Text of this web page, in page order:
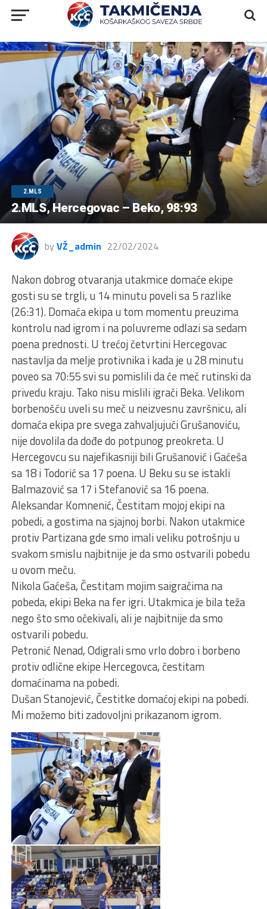
2.MLS
2.MLS, Hercegovac – Beko, 98:93
by VŽ_admin 22/02/2024
Nakon dobrog otvaranja utakmice domaće ekipe
gosti su se trgli, u 14 minutu poveli sa 5 razlike
(26:31). Domaća ekipa u tom momentu preuzima
kontrolu nad igrom i na poluvreme odlazi sa sedam
poena prednosti. U trećoj četvrtini Hercegovac
nastavlja da melje protivnika i kada je u 28 minutu
poveo sa 70:55 svi su pomislili da će meč rutinski da
privedu kraju. Tako nisu mislili igrači Beka. Velikom
borbenošću uveli su meč u neizvesnu završnicu, ali
domaća ekipa pre svega zahvaljujući Grušanoviću,
nije dovolila da dođe do potpunog preokreta. U
Hercegovcu su najefikasniji bili Grušanović i Gaćeša
sa 18 i Todorić sa 17 poena. U Beku su se istakli
Balmazović sa 17 i Stefanović sa 16 poena.
Aleksandar Komnenić, Čestitam mojoj ekipi na
pobedi, a gostima na sjajnoj borbi. Nakon utakmice
protiv Partizana gde smo imali veliku potrošnju u
svakom smislu najbitnije je da smo ostvarili pobedu
u ovom meču.
Nikola Gaćeša, Čestitam mojim saigračima na
pobeda, ekipi Beka na fer igri. Utakmica je bila teža
nego što smo očekivali, ali je najbitnije da smo
ostvarili pobedu.
Petronić Nenad, Odigrali smo vrlo dobro i borbeno
protiv odlične ekipe Hercegovca, čestitam
domaćinama na pobedi.
Dušan Stanojević, Čestitke domaćoj ekipi na pobedi.
Mi možemo biti zadovoljni prikazanom igrom.